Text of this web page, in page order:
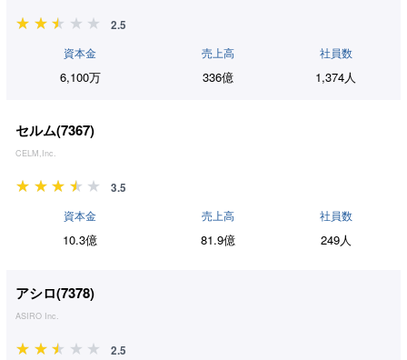
2.5
資本金
6,100万
売上高
336億
社員数
1,374人
セルム(7367)
CELM,Inc.
3.5
資本金
10.3億
売上高
81.9億
社員数
249人
アシロ(7378)
ASIRO Inc.
2.5